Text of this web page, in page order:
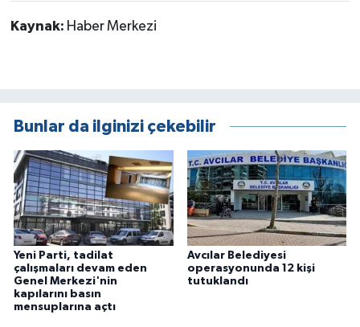
Kaynak: Haber Merkezi
Bunlar da ilginizi çekebilir
Yeni Parti, tadilat
çalışmaları devam eden
Genel Merkezi'nin
kapılarını basın
mensuplarına açtı
Avcılar Belediyesi
operasyonunda 12 kişi
tutuklandı